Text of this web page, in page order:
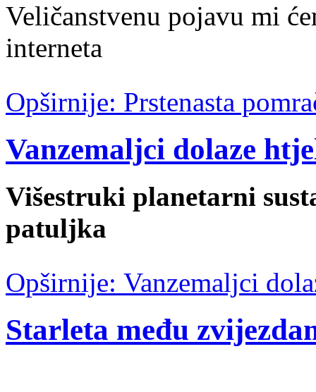
Veličanstvenu pojavu mi
interneta
Opširnije: Prstenasta
Vanzemaljci dolaze
Višestruki planetarni
patuljka
Opširnije: Vanzemaljci
Starleta među